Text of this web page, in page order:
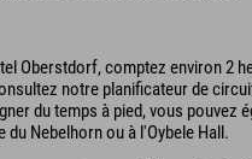
Oberstdorf, comptez environ 2
notre planificateur de
du temps à pied, vous pouvez
du Nebelhorn ou à l'Oybele Hall.